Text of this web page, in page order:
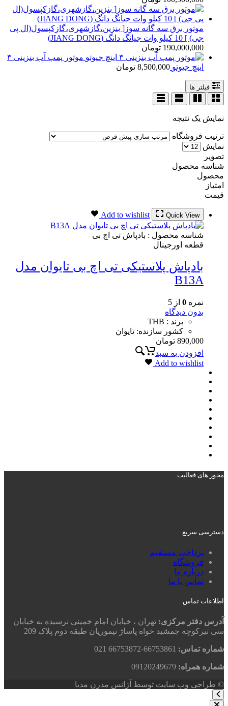
موتور برق سه گانه سوز[ بنزین،گازشهری،گازکپسول(ال پی
جی) ] 10 کیلو وات جیانگ دانگ (JIANG DONG)
190,000,000 تومان
موتور پمپ آب بنزینی ۳
اینچ جیوتو 8,500,000 تومان
فیلتر ها
نمایش یک نتیجه
ترتیب فروشگاه
نمایش
تصویر
شناسه محصول
محصول
امتیاز
قیمت
Quick View
Add to wishlist
شناسه محصول : بادپاش تی اچ بی
قطعه اورجینال
بادپاش پلاستیکی تی اچ بی تایوان مدل
B13A
نمره 0 از 5
بدون دیدگاه
برند : THB
کشور سازنده: تایوان
890,000 تومان
افزودن به سبد
Add to wishlist
مجوز های فعالیت
دسترسی سریع
پرداخت مستقیم
فروشگاه
درباره ما
تماس با ما
اطلاعات تماس
آدرس دفتر مرکزی: تهران ، خیابان امام خمینی نرسیده به خیابان
سی تیرکوچه جمشید خواه پاساژ تیموریان طبقه دوم پلاک 209
شماره تماس:
شماره همراه:
© طراحی وب سایت توسط آژانس مدرن مدیا